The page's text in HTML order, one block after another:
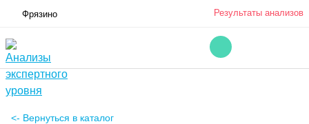
Фрязино Результаты анализов
<- Вернуться в каталог